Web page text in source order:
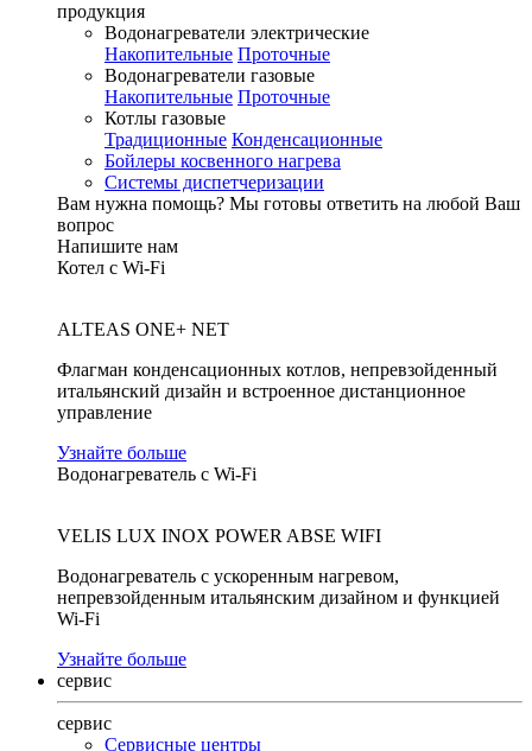
продукция
Водонагреватели электрические
Накопительные Проточные
Водонагреватели газовые
Накопительные Проточные
Котлы газовые
Традиционные Конденсационные
Бойлеры косвенного нагрева
Системы диспетчеризации
Вам нужна помощь? Мы готовы ответить на любой Ваш
вопрос
Напишите нам
Котел с Wi-Fi
ALTEAS ONE+ NET
Флагман конденсационных котлов, непревзойденный
итальянский дизайн и встроенное дистанционное
управление
Узнайте больше
Водонагреватель с Wi-Fi
VELIS LUX INOX POWER ABSE WIFI
Водонагреватель с ускоренным нагревом,
непревзойденным итальянским дизайном и функцией
Wi-Fi
Узнайте больше
сервис
сервис
Сервисные центры